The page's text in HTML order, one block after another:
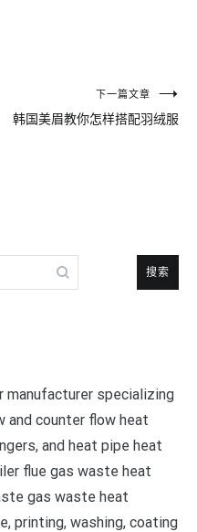
下一篇文章
韩国美眉教你怎样搭配羽绒服
manufacturer specializing
and counter flow heat
and heat pipe heat
flue gas waste heat
gas waste heat
printing, washing, coating